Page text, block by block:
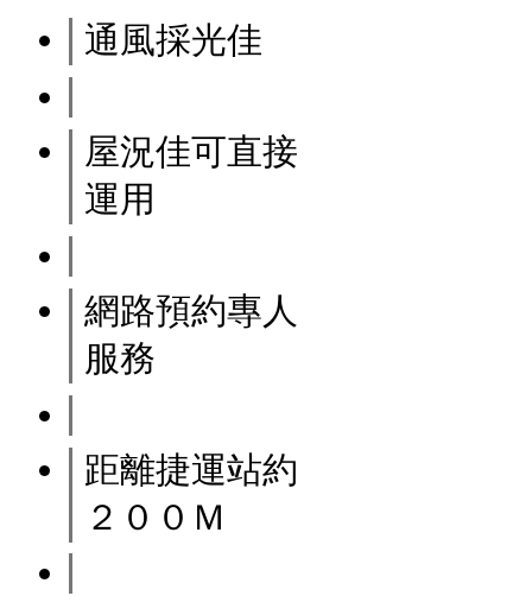
通風採光佳
屋況佳可直接
運用
網路預約專人
服務
距離捷運站約
２００Ｍ